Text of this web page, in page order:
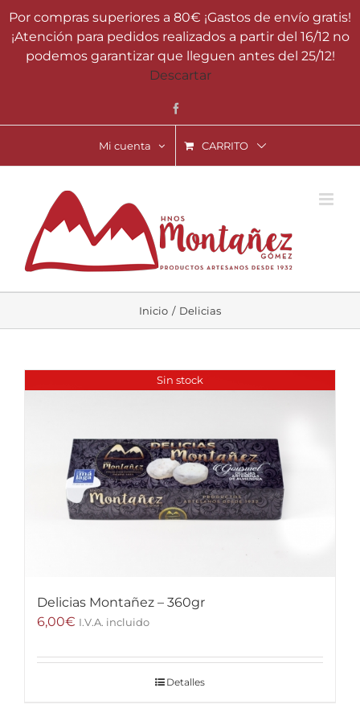
Por compras superiores a 80€ ¡Gastos de envío gratis!
¡Atención para pedidos realizados a partir del 16/12 no
podemos garantizar que lleguen antes del 25/12!
Descartar
Saltar
contenido
Mi cuenta CARRITO
Inicio Delicias
Sin stock
Delicias Montañez – 360gr
6,00€ I.V.A. incluido
Detalles